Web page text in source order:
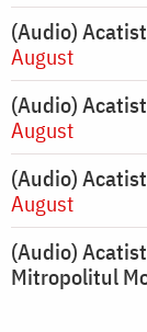
(Audio)
August
(Audio)
August
(Audio)
August
(Audio)
Mitropolitul